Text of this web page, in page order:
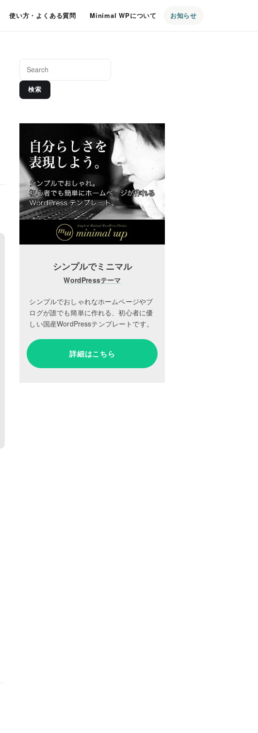
使い方・よくある質問 Minimal WPについて お知らせ
検索
シンプルでミニマル
WordPressテーマ
シンプルでおしゃれなホームページやブ
ログが誰でも簡単に作れる、初心者に優
しい国産WordPressテンプレートです。
詳細はこちら